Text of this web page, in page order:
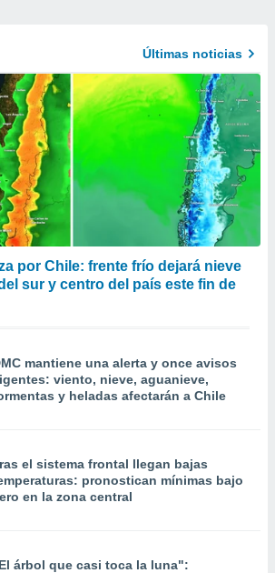
Últimas noticias
por Chile: frente frío dejará nieve
sur y centro del país este fin de
mantiene una alerta y once avisos
viento, nieve, aguanieve,
y heladas afectarán a Chile
el sistema frontal llegan bajas
pronostican mínimas bajo
en la zona central
árbol que casi toca la luna":